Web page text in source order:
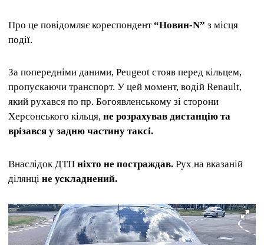
Про це повідомляє кореспондент“Новин-N” з місця
події.
За попередніми даними, Peugeot стояв перед кільцем,
пропускаючи транспорт. У цей момент, водій Renault,
який рухався по пр. Богоявленському зі сторони
Херсонського кільця, не розрахував дистанцію та
врізався у задню частину таксі.
Внаслідок ДТП ніхто не постраждав. Рух на вказаній
ділянці не ускладнений.